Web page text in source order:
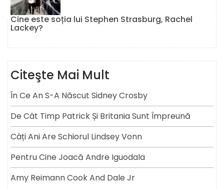
Cine este soția lui Stephen Strasburg, Rachel
Lackey?
Citeşte Mai Mult
În Ce An S-A Născut Sidney Crosby
De Cât Timp Patrick Și Britania Sunt Împreună
Câți Ani Are Schiorul Lindsey Vonn
Pentru Cine Joacă Andre Iguodala
Amy Reimann Cook And Dale Jr